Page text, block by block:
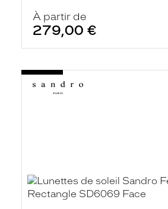
À partir de
279,00 €